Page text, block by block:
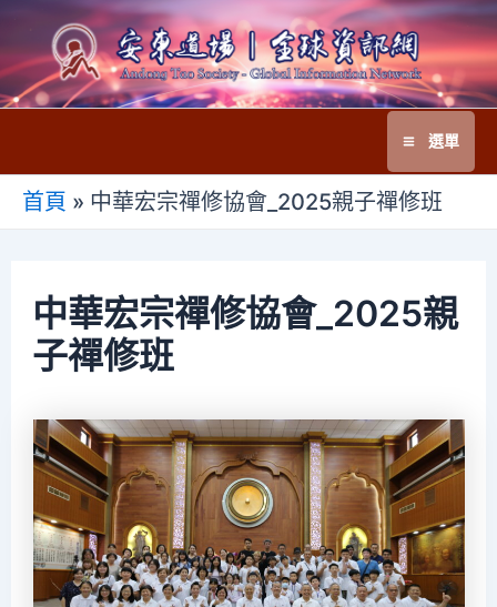
至
主
Main
選單
首頁 » 中華宏宗禪修協會_2025親子禪修班
中華宏宗禪修協會_2025親
子禪修班